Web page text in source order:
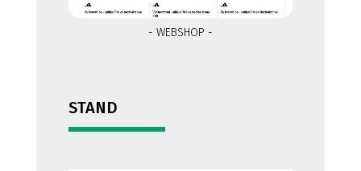
- WEBSHOP -
STAND